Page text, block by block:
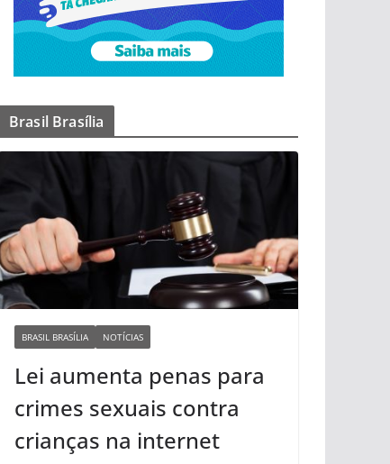
Brasil Brasília
BRASIL BRASÍLIA NOTÍCIAS
Lei aumenta penas para
crimes sexuais contra
crianças na internet